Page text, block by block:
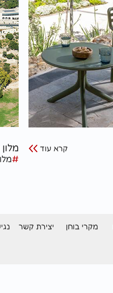
קרא עוד
#
מקרי בוחן יצירת קשר